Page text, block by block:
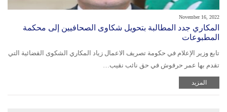
November 16, 2022
المكاري جدد المطالبة بتحويل شكاوى الصحافيين إلى محكمة
المطبوعات
تابع وزير الإعلام في حكومة تصريف الاعمال زياد المكاري الشكوى القضائية التي
تقدم بها عمر حرفوش في حق نائب نقيب…
المزيد